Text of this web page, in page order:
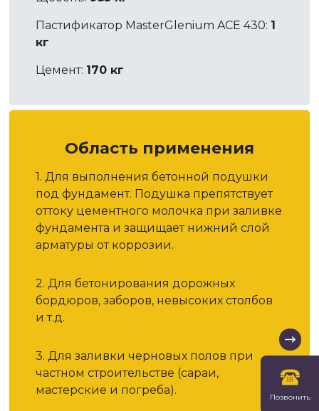
Пастификатор MasterGlenium ACE 430: 1
кг
Цемент: 170 кг
Область применения
1. Для выполнения бетонной подушки
под фундамент. Подушка препятствует
оттоку цементного молочка при заливке
фундамента и защищает нижний слой
арматуры от коррозии.
2. Для бетонирования дорожных
бордюров, заборов, невысоких столбов
и т.д.
3. Для заливки черновых полов при
частном строительстве (сараи,
мастерские и погреба).
Позвонить